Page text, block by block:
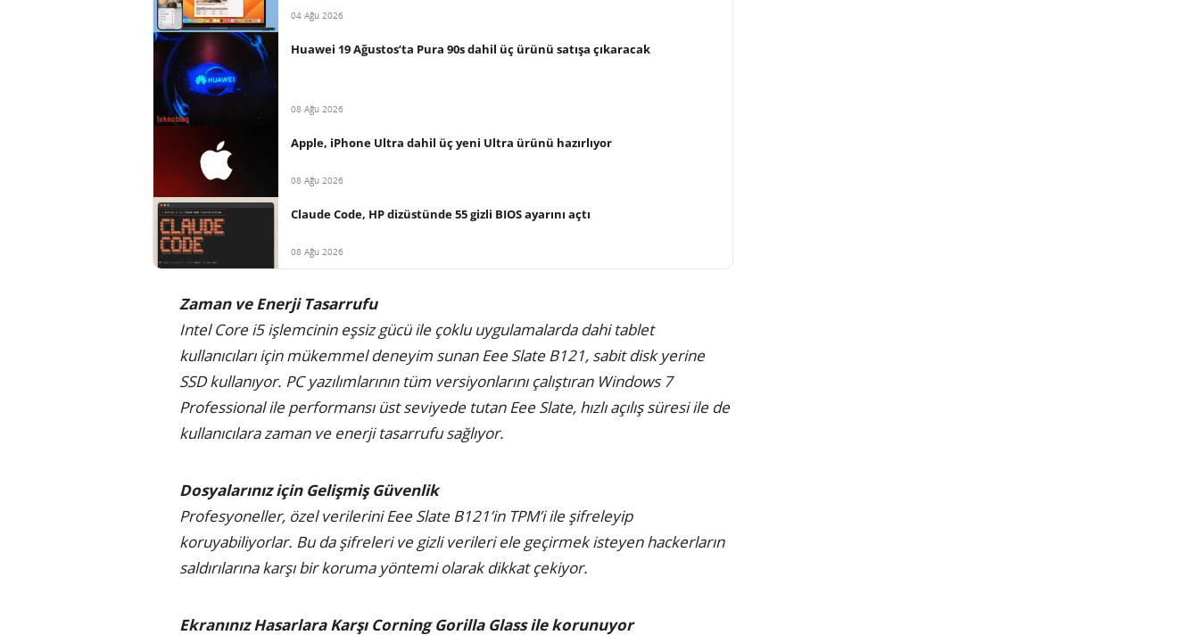
04 Ağu 2026
Huawei 19 Ağustos’ta Pura 90s dahil üç ürünü satışa çıkaracak
08 Ağu 2026
Apple, iPhone Ultra dahil üç yeni Ultra ürünü hazırlıyor
08 Ağu 2026
Claude Code, HP dizüstünde 55 gizli BIOS ayarını açtı
08 Ağu 2026
Zaman ve Enerji Tasarrufu
Intel Core i5 işlemcinin eşsiz gücü ile çoklu uygulamalarda dahi tablet
kullanıcıları için mükemmel deneyim sunan Eee Slate B121, sabit disk yerine
SSD kullanıyor. PC yazılımlarının tüm versiyonlarını çalıştıran Windows 7
Professional ile performansı üst seviyede tutan Eee Slate, hızlı açılış süresi ile de
kullanıcılara zaman ve enerji tasarrufu sağlıyor.
Dosyalarınız için Gelişmiş Güvenlik
Profesyoneller, özel verilerini Eee Slate B121’in TPM’i ile şifreleyip
koruyabiliyorlar. Bu da şifreleri ve gizli verileri ele geçirmek isteyen hackerların
saldırılarına karşı bir koruma yöntemi olarak dikkat çekiyor.
Ekranınız Hasarlara Karşı Corning Gorilla Glass ile korunuyor